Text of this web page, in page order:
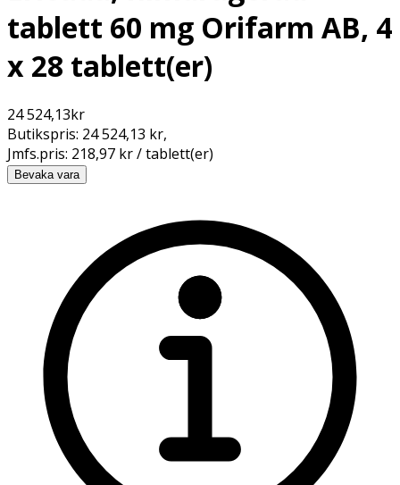
tablett 60 mg Orifarm AB, 4
x 28 tablett(er)
24 524,13kr
Butikspris: 24 524,13 kr,
Jmfs.pris: 218,97 kr / tablett(er)
Bevaka vara